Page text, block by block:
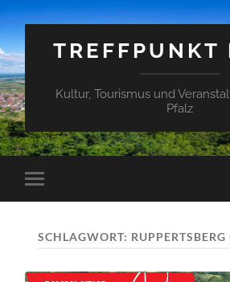
TREFFPUNKT
Kultur, Tourismus und
Pfalz
Mobile-
Menü
SCHLAGWORT: RUPPERTSBERG